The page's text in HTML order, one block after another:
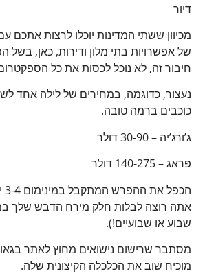
דיור
מכיוון ששתי המדינות יוכלו לרצות אתכם עם
של אפשרויות בתי מלון ודירות, כאן, בשל
חיבור זה, לא נוכל לכסות את כל הספקטרום
כוכבים ברמה טובה.
ג’ורג’יה – 30-90 דולר
פראג – 140-275 דולר
הכפל את
אתה רוצה לבלות חלק מירח הדבש שלך
שבוע או שבועיים!).
מסתבר שרישום נישואים מחוץ לאתר
מוכיח שוב את הכלכלה הקיצונית שלה.